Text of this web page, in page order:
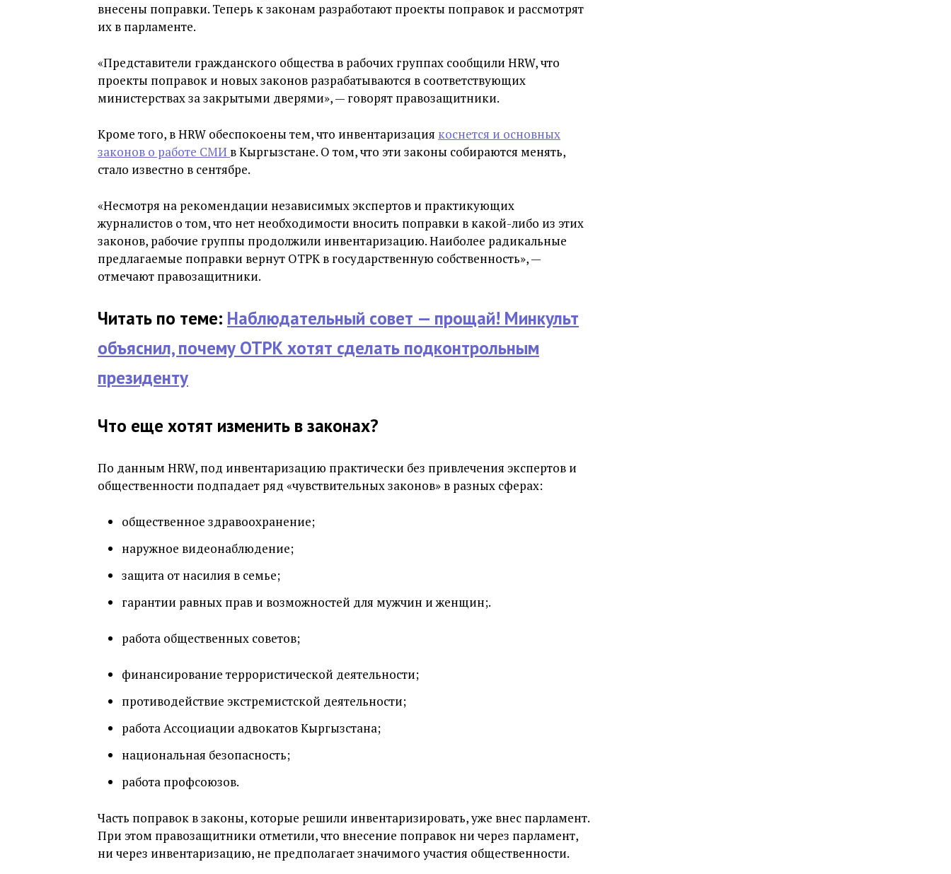
внесены поправки. Теперь к законам разработают проекты поправок и рассмотрят
их в парламенте.
«Представители гражданского общества в рабочих группах сообщили HRW, что
проекты поправок и новых законов разрабатываются в соответствующих
министерствах за закрытыми дверями», — говорят правозащитники.
Кроме того, в HRW обеспокоены тем, что инвентаризация коснется и основных
законов о работе СМИ в Кыргызстане. О том, что эти законы собираются менять,
стало известно в сентябре.
«Несмотря на рекомендации независимых экспертов и практикующих
журналистов о том, что нет необходимости вносить поправки в какой-либо из этих
законов, рабочие группы продолжили инвентаризацию. Наиболее радикальные
предлагаемые поправки вернут ОТРК в государственную собственность», —
отмечают правозащитники.
Читать по теме: Наблюдательный совет — прощай! Минкульт
объяснил, почему ОТРК хотят сделать подконтрольным
президенту
Что еще хотят изменить в законах?
По данным HRW, под инвентаризацию практически без привлечения экспертов и
общественности подпадает ряд «чувствительных законов» в разных сферах:
общественное здравоохранение;
наружное видеонаблюдение;
защита от насилия в семье;
гарантии равных прав и возможностей для мужчин и женщин;.
работа общественных советов;
финансирование террористической деятельности;
противодействие экстремистской деятельности;
работа Ассоциации адвокатов Кыргызстана;
национальная безопасность;
работа профсоюзов.
Часть поправок в законы, которые решили инвентаризировать, уже внес парламент.
При этом правозащитники отметили, что внесение поправок ни через парламент,
ни через инвентаризацию, не предполагает значимого участия общественности.